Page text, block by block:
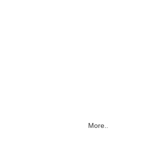
More. .